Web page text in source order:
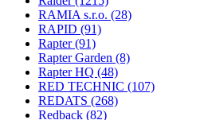
RAMIA s.r.o. (28)
RAPID (91)
Rapter(91)
Rapter Garden (8)
Rapter HQ (48)
RED TECHNIC (107)
REDATS (268)
Redback (82)